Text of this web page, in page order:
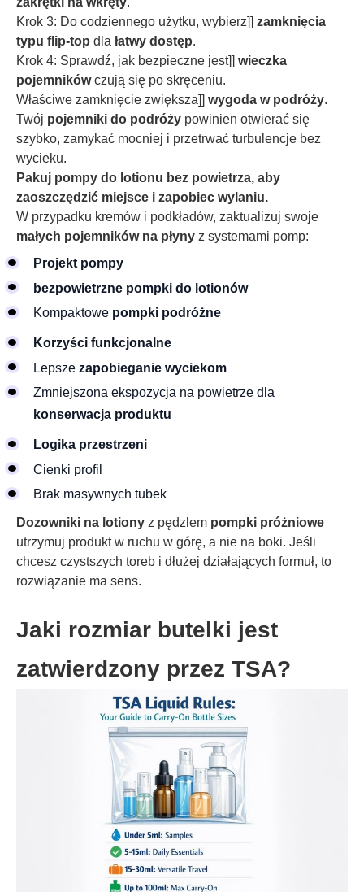
Krok 3: Do codziennego użytku, wybierz]] zamknięcia
typu flip-top dla łatwy dostęp.
Krok 4: Sprawdź, jak bezpieczne jest]] wieczka
pojemnikówczują się po skręceniu.
Właściwe zamknięcie zwiększa]] wygoda w podróży.
Twój pojemniki do podróży powinien otwierać się
szybko, zamykać mocniej i przetrwać turbulencje bez
wycieku.
Pakuj pompy do lotionu bez powietrza, aby
zaoszczędzić miejsce i zapobiec wylaniu.
W przypadku kremów i podkładów, zaktualizuj swoje
małych pojemników na płyny z systemami pomp:
Projekt pompy
bezpowietrzne pompki do lotionów
Kompaktowe pompki podróżne
Korzyści funkcjonalne
Lepsze zapobieganie wyciekom
Zmniejszona ekspozycja na powietrze dla
konserwacja produktu
Logika przestrzeni
Cienki profil
Brak masywnych tubek
Dozowniki na lotiony z pędzlem pompki próżniowe
utrzymuj produkt w ruchu w górę, a nie na boki. Jeśli
chcesz czystszych toreb i dłużej działających formuł, to
rozwiązanie ma sens.
Jaki rozmiar butelki jest
zatwierdzony przez TSA?